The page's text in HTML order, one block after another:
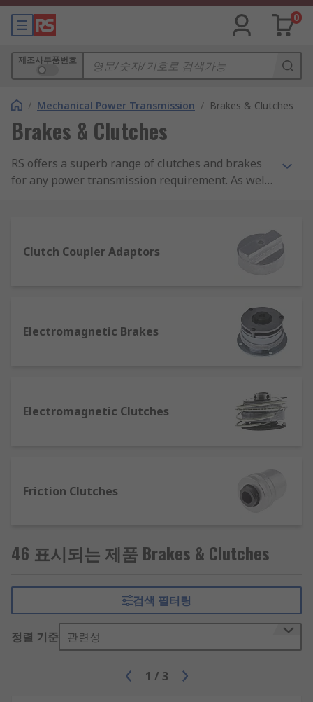
0
제조사부품번호
/ Mechanical Power Transmission / Brakes & Clutches
Brakes & Clutches
RS offers a superb range of clutches and brakes
for any power transmission requirement. As well
from top brands like Huco and Lenze. A full range
of accessories is also available.
Clutch Coupler Adaptors
Electromagnetic Brakes
Electromagnetic Clutches
Friction Clutches
46 표시되는 제품 Brakes & Clutches
검색 필터링
정렬 기준 관련성
1 / 3